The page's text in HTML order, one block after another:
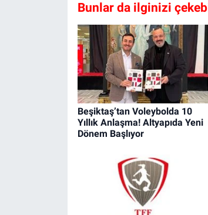
Bunlar da ilginizi
Beşiktaş’tan Voleybolda 10
Yıllık Anlaşma! Altyapıda Yeni
Dönem Başlıyor